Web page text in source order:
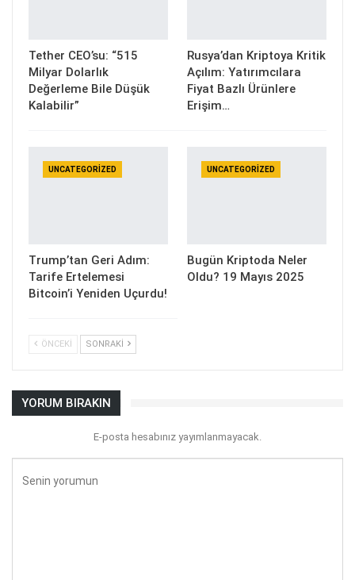
Tether CEO’su: “515
Milyar Dolarlık
Değerleme Bile Düşük
Kalabilir”
Rusya’dan Kriptoya Kritik
Açılım: Yatırımcılara
Fiyat Bazlı Ürünlere
Erişim…
UNCATEGORIZED
Trump’tan Geri Adım:
Tarife Ertelemesi
Bitcoin’i Yeniden Uçurdu!
UNCATEGORIZED
Bugün Kriptoda Neler
Oldu? 19 Mayıs 2025
ÖNCEKI SONRAKI
YORUM BIRAKIN
E-posta hesabınız yayımlanmayacak.